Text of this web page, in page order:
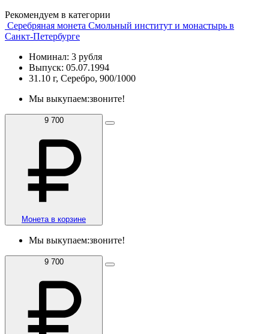
Рекомендуем в категории
Серебряная монета Смольный институт и монастырь в
Санкт-Петербурге
Номинал: 3 рубля
Выпуск: 05.07.1994
31.10 г, Серебро, 900/1000
Мы выкупаем:звоните!
9 700
Монета в корзине
Мы выкупаем:звоните!
9 700